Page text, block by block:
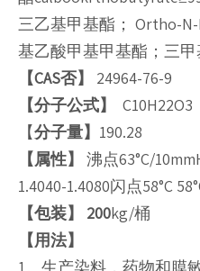
三乙基甲基酯； Ortho-
基乙酸甲基甲基酯；三
【CAS否】 24964-76-9
【分子公式】
C10H22O3
【分子量】 190.28
【属性】
沸点63°C/
1.4040-1.4080闪点58°C
【包装】 200kg/桶
【用法】